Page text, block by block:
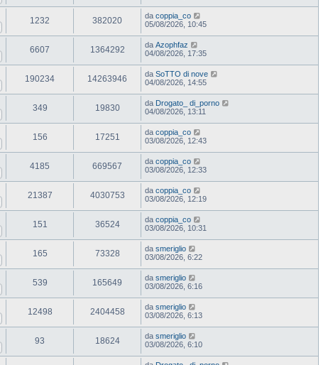
1232 382020 da coppia_co
05/08/2026, 10:45
6607 1364292 da Azophfaz
04/08/2026, 17:35
190234 14263946 da SoTTO di nove
04/08/2026, 14:55
349 19830 da Drogato_ di_porno
04/08/2026, 13:11
156 17251 da coppia_co
03/08/2026, 12:43
4185 669567 da coppia_co
03/08/2026, 12:33
21387 4030753 da coppia_co
03/08/2026, 12:19
151 36524 da coppia_co
03/08/2026, 10:31
165 73328 da smeriglio
03/08/2026, 6:22
539 165649 da smeriglio
03/08/2026, 6:16
12498 2404458 da smeriglio
03/08/2026, 6:13
93 18624 da smeriglio
03/08/2026, 6:10